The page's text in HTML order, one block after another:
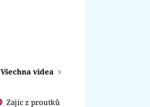
Všechna videa
Zajíc z proutků